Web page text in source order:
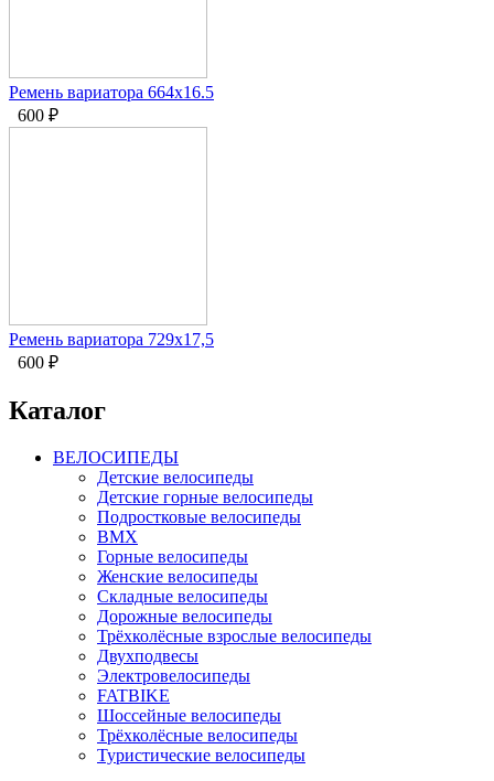
Ремень вариатора 664х16.5
600 ₽
Ремень вариатора 729x17,5
600 ₽
Каталог
ВЕЛОСИПЕДЫ
Детские велосипеды
Детские горные велосипеды
Подростковые велосипеды
BMX
Горные велосипеды
Женские велосипеды
Складные велосипеды
Дорожные велосипеды
Трёхколёсные взрослые велосипеды
Двухподвесы
Электровелосипеды
FATBIKE
Шоссейные велосипеды
Трёхколёсные велосипеды
Туристические велосипеды